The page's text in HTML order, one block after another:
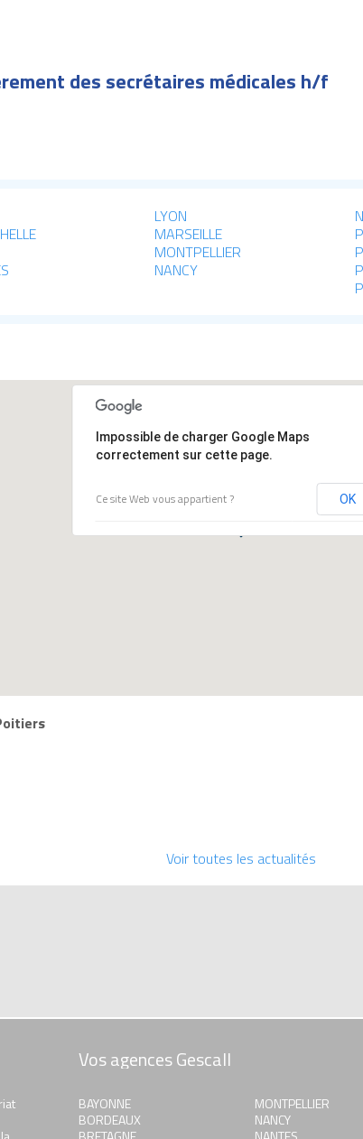
des secrétaires médicales h/f
LYON
MARSEILLE
MONTPELLIER
NANCY
Impossible de charger Google Maps
correctement sur cette page.
Ce site Web vous appartient ? OK
Voir toutes les actualités
Vos agences Gescall
BAYONNE
BORDEAUX
MONTPELLIER
NANCY